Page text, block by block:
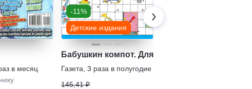
в месяц
-11%
Детские издания
Бабушкин компот. Для внучат. Сканворды
Газета 3 раза в полугодие
145,41 ₽